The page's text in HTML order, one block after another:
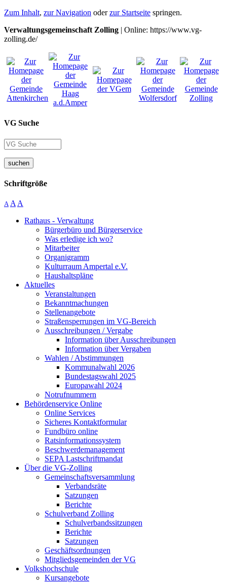
Zum Inhalt, zur Navigation oderzur Startseite springen.
Verwaltungsgemeinschaft Zolling | Online: https://www.vg-
zolling.de/
VG Suche
suchen
Schriftgröße
A A A
Rathaus - Verwaltung
Bürgerbüro und Bürgerservice
Was erledige ich wo?
Mitarbeiter
Organigramm
Kulturraum Ampertal e.V.
Haushaltspläne
Aktuelles
Veranstaltungen
Bekanntmachungen
Stellenangebote
Straßensperrungen im VG-Bereich
Ausschreibungen / Vergabe
Information über Ausschreibungen
Information über Vergaben
Wahlen / Abstimmungen
Kommunalwahl 2026
Bundestagswahl 2025
Europawahl 2024
Notrufnummern
Behördenservice Online
Online Services
Sicheres Kontaktformular
Fundbüro online
Ratsinformationssystem
Beschwerdemanagement
SEPA Lastschriftmandat
Über die VG-Zolling
Gemeinschaftsversammlung
Verbandsräte
Satzungen
Berichte
Schulverband Zolling
Schulverbandssitzungen
Berichte
Satzungen
Geschäftsordnungen
Mitgliedsgemeinden der VG
Volkshochschule
Kursangebote